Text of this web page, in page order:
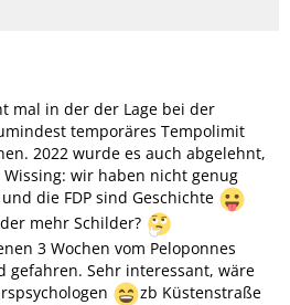
mal in der der Lage bei der
temporäres Tempolimit
2022 wurde es auch abgelehnt,
wir haben nicht genug
die FDP sind Geschichte
mehr Schilder?
3 Wochen vom Peloponnes
gefahren. Sehr interessant, wäre
zb Küstenstraße